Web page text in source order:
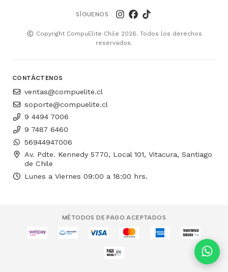
SÍGUENOS
Copyright CompuElite Chile 2026. Todos los derechos
reservados.
CONTÁCTENOS
ventas@compuelite.cl
soporte@compuelite.cl
9 4494 7006
9 7487 6460
56944947006
Av. Pdte. Kennedy 5770, Local 101, Vitacura, Santiago
de Chile
Lunes a Viernes 09:00 a 18:00 hrs.
MÉTODOS DE PAGO ACEPTADOS